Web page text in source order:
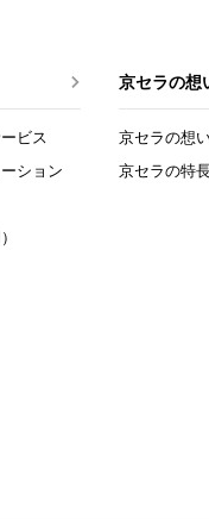
ビス
ション
京セラの想
京セラの想
京セラの特